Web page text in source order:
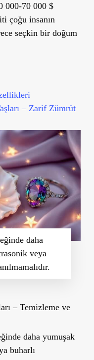
000-70 000 $
çoğu insanın
seçkin bir doğum
– Zarif Zümrüt
daha
veya
– Temizleme ve
daha yumuşak
buharlı